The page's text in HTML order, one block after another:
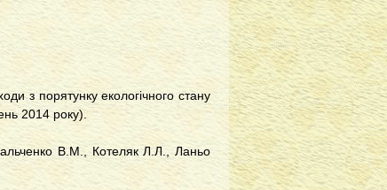
з порятунку екологічного стану
2014 року).
В.М., Котеляк Л.Л., Ланьо